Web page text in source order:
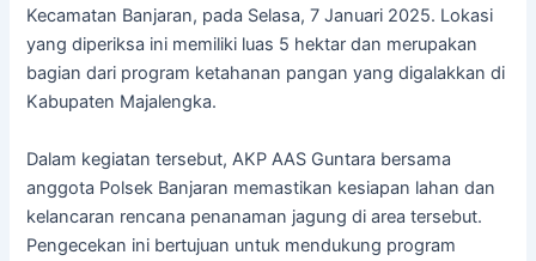
Kecamatan Banjaran, pada Selasa, 7 Januari 2025. Lokasi
yang diperiksa ini memiliki luas 5 hektar dan merupakan
bagian dari program ketahanan pangan yang digalakkan di
Kabupaten Majalengka.
Dalam kegiatan tersebut, AKP AAS Guntara bersama
anggota Polsek Banjaran memastikan kesiapan lahan dan
kelancaran rencana penanaman jagung di area tersebut.
Pengecekan ini bertujuan untuk mendukung program